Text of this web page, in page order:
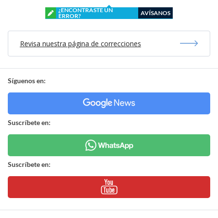
¿ENCONTRASTE UN
ERROR?
AVÍSANOS
Revisa nuestra página de correcciones
Síguenos en:
Suscríbete en:
Suscríbete en: